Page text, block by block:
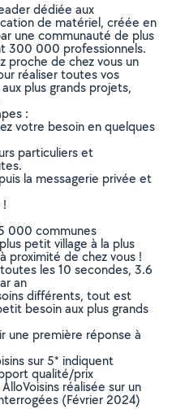
dédiée aux
de matériel, créée en
une communauté de plus
300 000 professionnels.
proche de chez vous un
réaliser toutes vos
plus grands projets,
:
votre besoin en quelques
particuliers et
la messagerie privée et
000 communes
petit village à la plus
proximité de chez vous !
les 10 secondes, 3.6
an
différents, tout est
besoin aux plus grands
une première réponse à
sur 5* indiquent
qualité/prix
réalisée sur un
(Février 2024)